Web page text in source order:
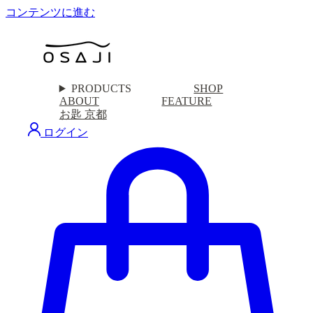
コンテンツに進む
PRODUCTS
SHOP
ABOUT
FEATURE
お匙 京都
ログイン